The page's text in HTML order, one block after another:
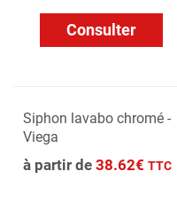
Consulter
Siphon lavabo chromé -
Viega
à partir de 38.62€ TTC